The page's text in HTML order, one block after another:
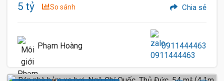
5 tỷ So sánh Chia sẻ
Phạm Hoàng 0911444463